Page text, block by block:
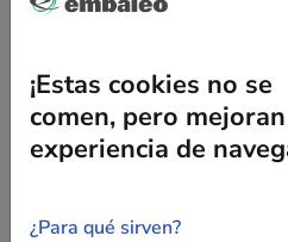
¡Estas cookies no se
comen, pero
experiencia de
¿Para qué sirven?